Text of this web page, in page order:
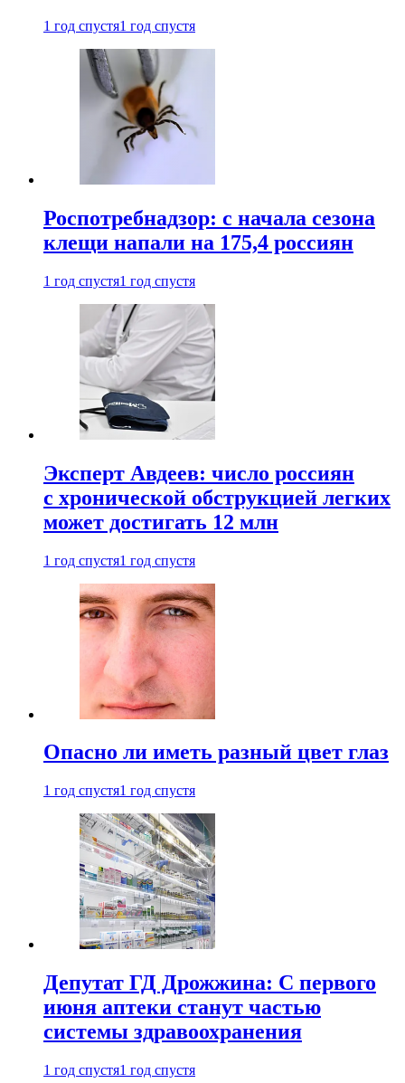
1 год спустя1 год спустя
Роспотребнадзор: с начала сезона
клещи напали на 175,4 россиян
1 год спустя1 год спустя
Эксперт Авдеев: число россиян
с хронической обструкцией легких
может достигать 12 млн
1 год спустя1 год спустя
Опасно ли иметь разный цвет глаз
1 год спустя1 год спустя
Депутат ГД Дрожжина: С первого
июня аптеки станут частью
системы здравоохранения
1 год спустя1 год спустя